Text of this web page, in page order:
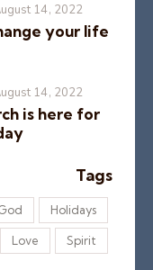
14, 2022
your life
14, 2022
is here for
Tags
Holidays
Love Spirit